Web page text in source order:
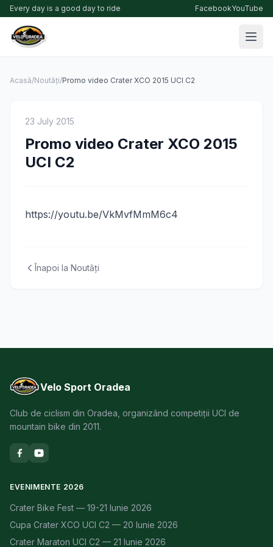
Every day is a good day to ride FacebookYouTube
Acasă/Noutăți/Promo video Crater XCO 2015 UCI C2
23 July 2015
Promo video Crater XCO 2015
UCI C2
https://youtu.be/VkMvfMmM6c4
Înapoi la Noutăți
Velo Sport Oradea
Club de ciclism din Oradea, organizând competiții UCI de
mountain bike din 2011.
EVENIMENTE 2026
Crater Bike Fest — 19-21 Iunie 2026
Cupa Crater XCO UCI C2 — 20 Iunie 2026
Crater Maraton UCI C2 — 21 Iunie 2026